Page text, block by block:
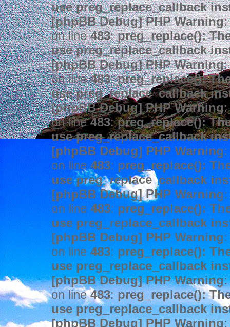
use preg_replace_callback
[phpBB Debug] PHP Warning:
on line483:preg_replace():
use preg_replace_callback
[phpBB Debug] PHP Warning:
on line483:preg_replace():
use preg_replace_callback
[phpBB Debug] PHP Warning:
on line483:preg_replace():
use preg_replace_callback
[phpBB Debug] PHP Warning
on line 483: preg_replace():
use preg_replace_callback
[phpBB Debug] PHP Warning
on line 483: preg_replace():
use preg_replace_callback
[phpBB Debug] PHP Warning
on line 483: preg_replace():
use preg_replace_callback
[phpBB Debug] PHP Warning:
on line483: preg_replace():
use preg_replace_callback
[phpBB Debug] PHP Warning